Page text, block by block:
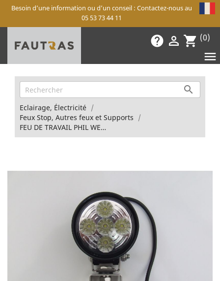
Besoin d’une information ou d’un conseil : Contactez-nous au
05 53 73 44 11
help  shopping_cart (0)


Eclairage, Électricité
Feux Stop, Autres feux et Supports
FEU DE TRAVAIL PHIL WESTERN A LED